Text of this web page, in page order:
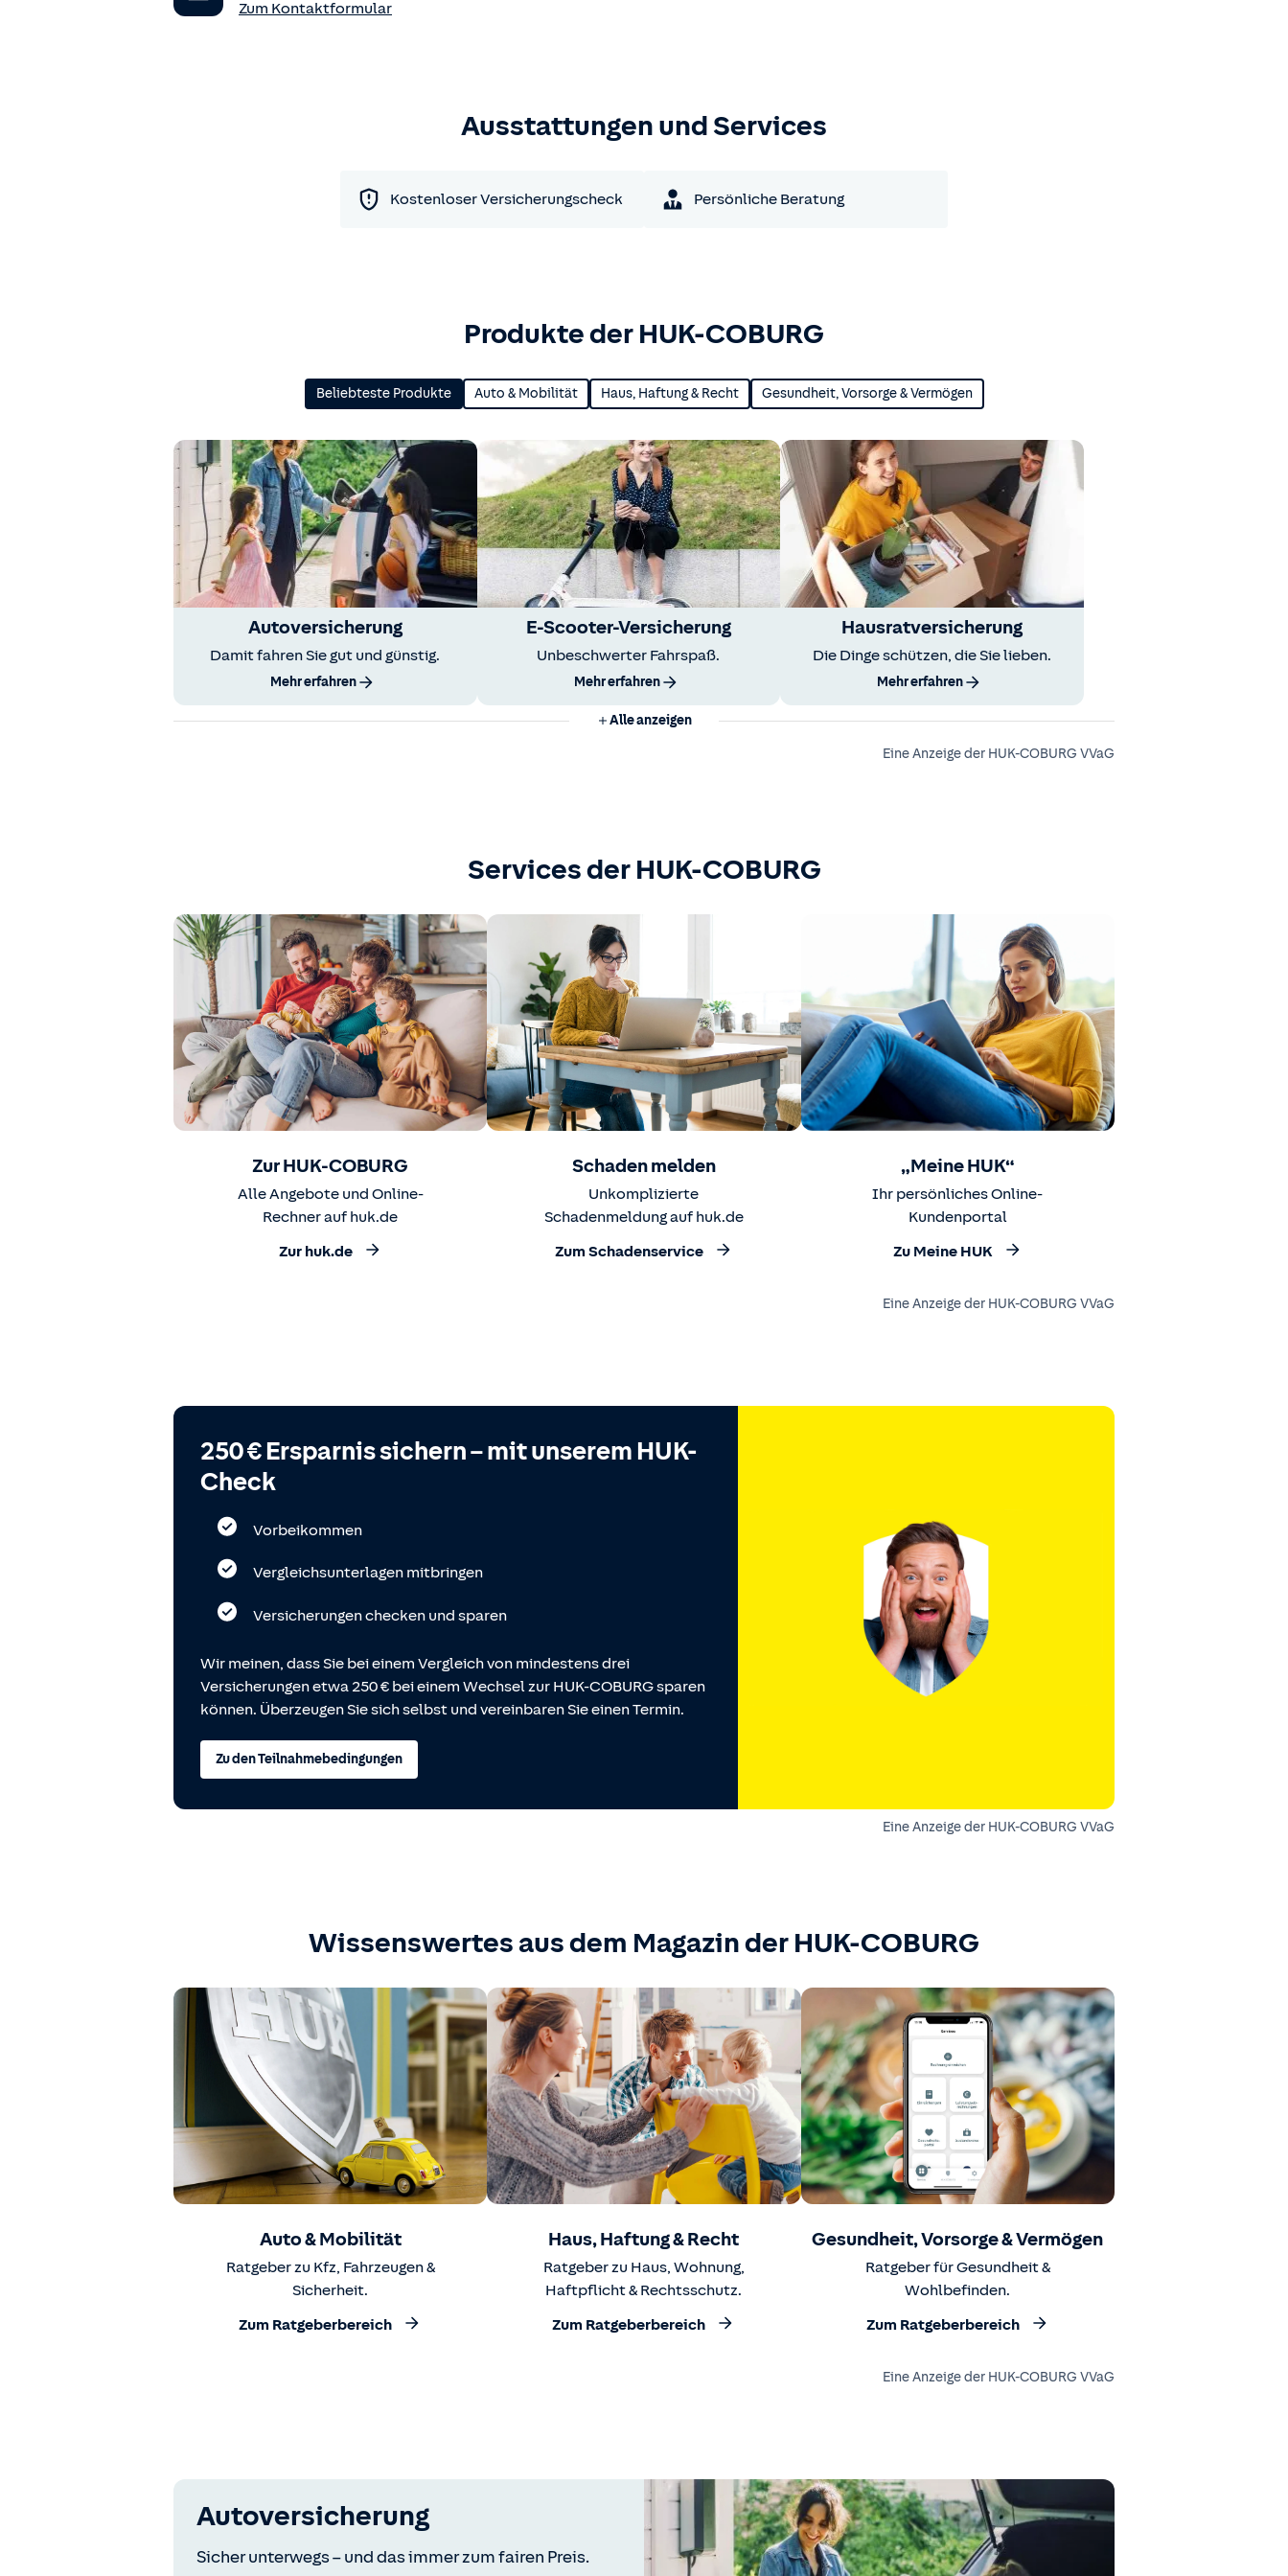
Zum Kontaktformular
Ausstattungen und Services
Kostenloser Versicherungscheck Persönliche Beratung
Produkte der HUK-COBURG
Beliebteste Produkte Auto & Mobilität Haus, Haftung & Recht Gesundheit, Vorsorge & Vermögen
Autoversicherung
Damit fahren Sie gut und günstig.
Mehr erfahren
E-Scooter-Versicherung
Unbeschwerter Fahrspaß.
Mehr erfahren
Hausratversicherung
Die Dinge schützen, die Sie lieben.
Mehr erfahren
Alle anzeigen
Eine Anzeige der HUK-COBURG VVaG
Services der HUK-COBURG
Zur HUK-COBURG
Alle Angebote und Online-
Rechner auf huk.de
Zur huk.de
Schaden melden
Unkomplizierte
Schadenmeldung auf huk.de
Zum Schadenservice
„Meine HUK“
Ihr persönliches Online-
Kundenportal
Zu Meine HUK
Eine Anzeige der HUK-COBURG VVaG
250 € Ersparnis sichern – mit unserem HUK-
Check
Vorbeikommen
Vergleichsunterlagen mitbringen
Versicherungen checken und sparen
Wir meinen, dass Sie bei einem Vergleich von mindestens drei
Versicherungen etwa 250 € bei einem Wechsel zur HUK-COBURG sparen
können. Überzeugen Sie sich selbst und vereinbaren Sie einen Termin.
Zu den Teilnahmebedingungen
Eine Anzeige der HUK-COBURG VVaG
Wissenswertes aus dem Magazin der HUK-COBURG
Auto & Mobilität
Ratgeber zu Kfz, Fahrzeugen &
Sicherheit.
Zum Ratgeberbereich
Haus, Haftung & Recht
Ratgeber zu Haus, Wohnung,
Haftpflicht & Rechtsschutz.
Zum Ratgeberbereich
Gesundheit, Vorsorge & Vermögen
Ratgeber für Gesundheit &
Wohlbefinden.
Zum Ratgeberbereich
Eine Anzeige der HUK-COBURG VVaG
Autoversicherung
Sicher unterwegs – und das immer zum fairen Preis.